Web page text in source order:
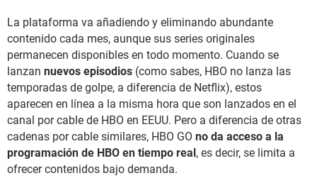
La plataforma va añadiendo y eliminando abundante
contenido cada mes, aunque sus series originales
permanecen disponibles en todo momento. Cuando se
lanzan nuevos episodios (como sabes, HBO no lanza las
temporadas de golpe, a diferencia de Netflix), estos
aparecen en línea a la misma hora que son lanzados en el
canal por cable de HBO en EEUU. Pero a diferencia de otras
cadenas por cable similares, HBO GO no da acceso a la
programación de HBO en tiempo real, es decir, se limita a
ofrecer contenidos bajo demanda.